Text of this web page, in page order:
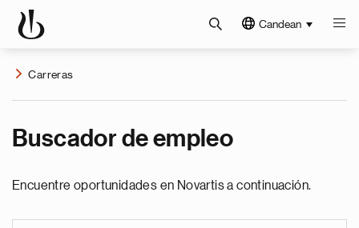
Candean
Carreras
Buscador de empleo
Encuentre oportunidades en Novartis a continuación.